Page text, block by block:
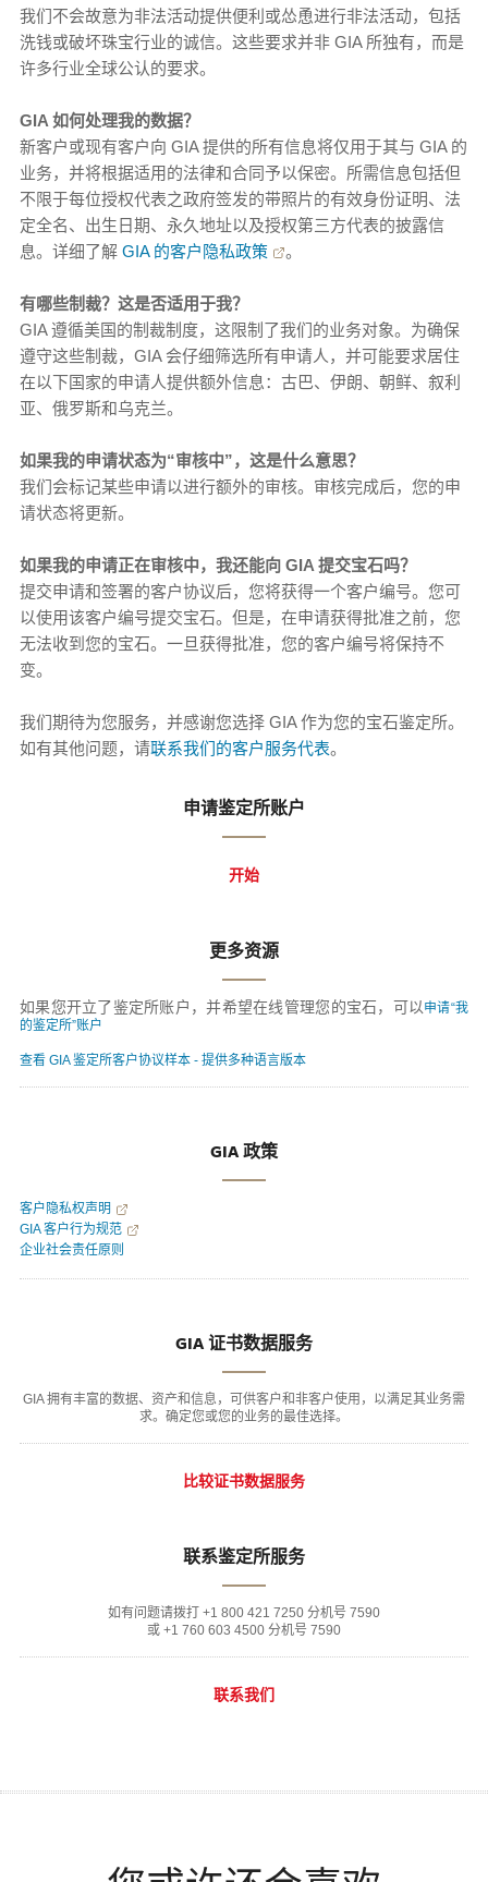
我们不会故意为非法活动提供便利或怂恿进行非法活动，包括
洗钱或破坏珠宝行业的诚信。这些要求并非 GIA 所独有，而是
许多行业全球公认的要求。
GIA 如何处理我的数据？
新客户或现有客户向 GIA 提供的所有信息将仅用于其与 GIA 的
业务，并将根据适用的法律和合同予以保密。所需信息包括但
不限于每位授权代表之政府签发的带照片的有效身份证明、法
定全名、出生日期、永久地址以及授权第三方代表的披露信
息。详细了解 GIA 的客户隐私政策 。
有哪些制裁？这是否适用于我？
GIA 遵循美国的制裁制度，这限制了我们的业务对象。为确保
遵守这些制裁，GIA 会仔细筛选所有申请人，并可能要求居住
在以下国家的申请人提供额外信息：古巴、伊朗、朝鲜、叙利
亚、俄罗斯和乌克兰。
如果我的申请状态为“审核中”，这是什么意思？
我们会标记某些申请以进行额外的审核。审核完成后，您的申
请状态将更新。
如果我的申请正在审核中，我还能向 GIA 提交宝石吗？
提交申请和签署的客户协议后，您将获得一个客户编号。您可
以使用该客户编号提交宝石。但是，在申请获得批准之前，您
无法收到您的宝石。一旦获得批准，您的客户编号将保持不
变。
我们期待为您服务，并感谢您选择 GIA 作为您的宝石鉴定所。
如有其他问题，请联系我们的客户服务代表。
申请鉴定所账户
开始
更多资源
如果您开立了鉴定所账户，并希望在线管理您的宝石，可以 申请“我
的鉴定所”账户
查看 GIA 鉴定所客户协议样本 - 提供多种语言版本
GIA 政策
客户隐私权声明
GIA 客户行为规范
企业社会责任原则
GIA 证书数据服务
GIA 拥有丰富的数据、资产和信息，可供客户和非客户使用，以满足其业务需
求。确定您或您的业务的最佳选择。
比较证书数据服务
联系鉴定所服务
如有问题请拨打 +1 800 421 7250 分机号 7590
或 +1 760 603 4500 分机号 7590
联系我们